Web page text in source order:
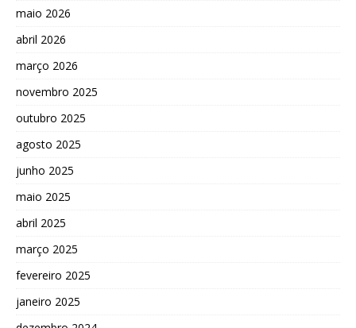
maio 2026
abril 2026
março 2026
novembro 2025
outubro 2025
agosto 2025
junho 2025
maio 2025
abril 2025
março 2025
fevereiro 2025
janeiro 2025